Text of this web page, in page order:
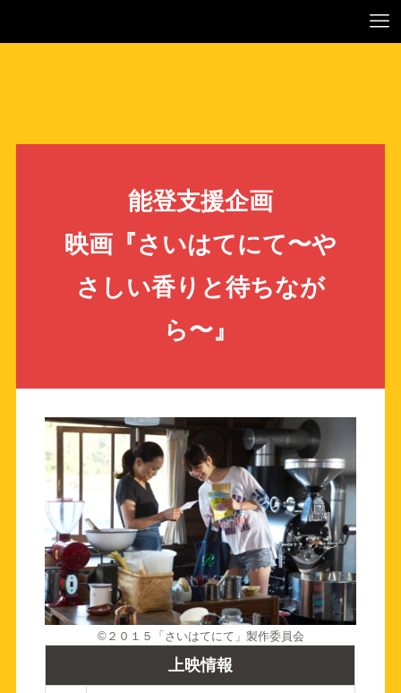
能登支援企画
映画『さいはてにて〜や
さしい香りと待ちなが
ら〜』
©︎２０１５「さいはてにて」製作委員会
上映情報